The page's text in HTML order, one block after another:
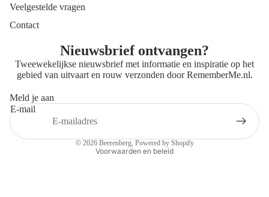
Veelgestelde vragen
Contact
Nieuwsbrief ontvangen?
Tweewekelijkse nieuwsbrief met informatie en inspiratie op het
gebied van uitvaart en rouw verzonden doorRememberMe.nl.
Meld je aan
E-mail
© 2026 Beerenberg, Powered by Shopify
Voorwaarden en beleid